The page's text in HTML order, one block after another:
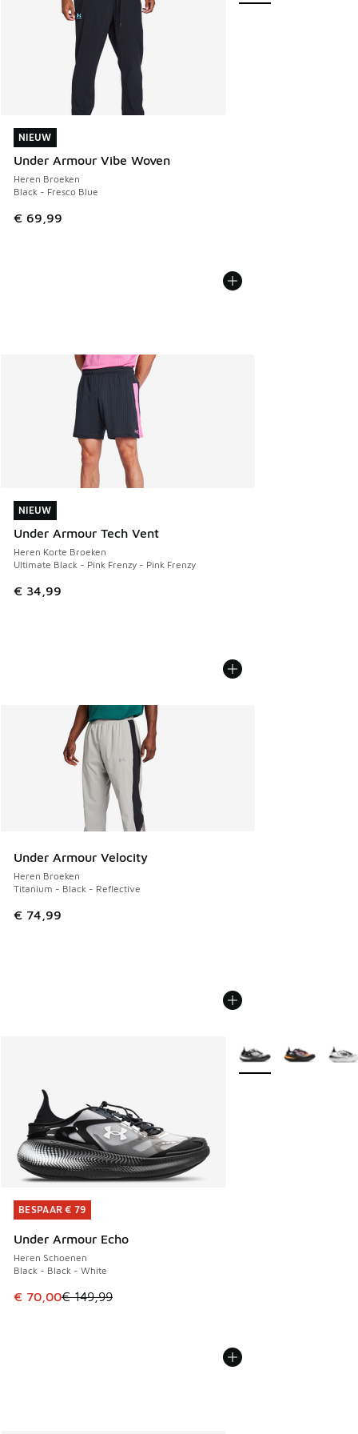
NIEUW
Under Armour Vibe Woven
Heren Broeken
Black - Fresco Blue
€ 69,99
NIEUW
NIEUW
Under Armour Tech Vent
Heren Korte Broeken
Ultimate Black - Pink Frenzy - Pink Frenzy
€ 34,99
NIEUW
Under Armour Velocity
Heren Broeken
Titanium - Black - Reflective
€ 74,99
BESPAAR € 79
Under Armour Echo
Heren Schoenen
Black - Black - White
Dit artikel is in de uitverkoop. Dit artikel is in de
€ 70,00€ 149,99
BESPAAR € 79
Meer kleuren